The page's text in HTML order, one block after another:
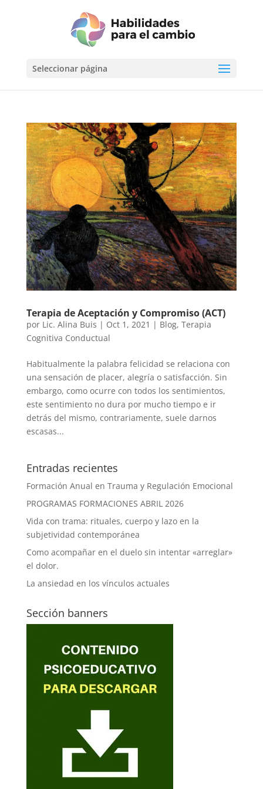
Seleccionar página
Terapia de Aceptación y Compromiso (ACT)
por Lic. Alina Buis | Oct 1, 2021 | Blog, Terapia
Cognitiva Conductual
Habitualmente la palabra felicidad se relaciona con
una sensación de placer, alegría o satisfacción. Sin
embargo, como ocurre con todos los sentimientos,
este sentimiento no dura por mucho tiempo e ir
detrás del mismo, contrariamente, suele darnos
escasas...
Entradas recientes
Formación Anual en Trauma y Regulación Emocional
PROGRAMAS FORMACIONES ABRIL 2026
Vida con trama: rituales, cuerpo y lazo en la
subjetividad contemporánea
Como acompañar en el duelo sin intentar «arreglar»
el dolor.
La ansiedad en los vínculos actuales
Sección banners